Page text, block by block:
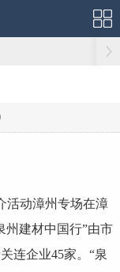
动漳州专场在漳
州建材中国行”由市
连企业45家。“泉